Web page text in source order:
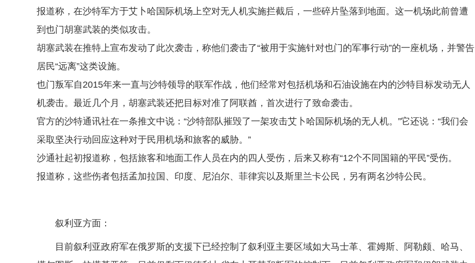
报道称，在沙特军方于艾卜哈国际机场上空对无人机实施拦截后，一些碎片坠落到地面。这一机场此前曾遭
到也门胡塞武装的类似攻击。
胡塞武装在推特上宣布发动了此次袭击，称他们袭击了“被用于实施针对也门的军事行动”的一座机场，并警告
居民“远离”这类设施。
也门叛军自2015年来一直与沙特领导的联军作战，他们经常对包括机场和石油设施在内的沙特目标发动无人
机袭击。最近几个月，胡塞武装还把目标对准了阿联酋，首次进行了致命袭击。
官方的沙特通讯社在一条推文中说：“沙特部队摧毁了一架攻击艾卜哈国际机场的无人机。”它还说：“我们会
采取坚决行动回应这种对于民用机场和旅客的威胁。”
沙通社起初报道称，包括旅客和地面工作人员在内的四人受伤，后来又称有“12个不同国籍的平民”受伤。
报道称，这些伤者包括孟加拉国、印度、尼泊尔、菲律宾以及斯里兰卡公民，另有两名沙特公民。
叙利亚方面：
目前叙利亚政府军在俄罗斯的支援下已经控制了叙利亚主要区域如大马士革、霍姆斯、阿勒颇、哈马、